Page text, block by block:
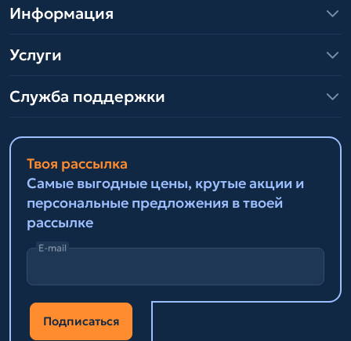
Информация
Услуги
Служба поддержки
Твоя рассылка
Самые выгодные цены, крутые акции и
персональные предложения в твоей
рассылке
E-mail
Подписаться